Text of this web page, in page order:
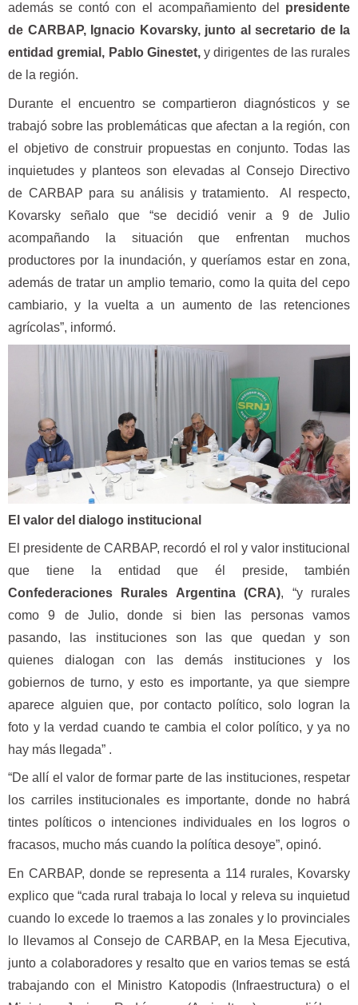
además se contó con el acompañamiento del presidente
de CARBAP, Ignacio Kovarsky, junto al secretario de la
entidad gremial, Pablo Ginestet, y dirigentes de las rurales
de la región.
Durante el encuentro se compartieron diagnósticos y se
trabajó sobre las problemáticas que afectan a la región, con
el objetivo de construir propuestas en conjunto. Todas las
inquietudes y planteos son elevadas al Consejo Directivo
de CARBAP para su análisis y tratamiento. Al respecto,
Kovarsky señalo que “se decidió venir a 9 de Julio
acompañando la situación que enfrentan muchos
productores por la inundación, y queríamos estar en zona,
además de tratar un amplio temario, como la quita del cepo
cambiario, y la vuelta a un aumento de las retenciones
agrícolas”, informó.
El valor del dialogo institucional
El presidente de CARBAP, recordó el rol y valor institucional
que tiene la entidad que él preside, también
Confederaciones Rurales Argentina (CRA), “y rurales
como 9 de Julio, donde si bien las personas vamos
pasando, las instituciones son las que quedan y son
quienes dialogan con las demás instituciones y los
gobiernos de turno, y esto es importante, ya que siempre
aparece alguien que, por contacto político, solo logran la
foto y la verdad cuando te cambia el color político, y ya no
hay más llegada” .
“De allí el valor de formar parte de las instituciones, respetar
los carriles institucionales es importante, donde no habrá
tintes políticos o intenciones individuales en los logros o
fracasos, mucho más cuando la política desoye”, opinó.
En CARBAP, donde se representa a 114 rurales, Kovarsky
explico que “cada rural trabaja lo local y releva su inquietud
cuando lo excede lo traemos a las zonales y lo provinciales
lo llevamos al Consejo de CARBAP, en la Mesa Ejecutiva,
junto a colaboradores y resalto que en varios temas se está
trabajando con el Ministro Katopodis (Infraestructura) o el